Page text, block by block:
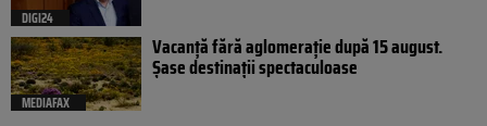
DIGI24
MEDIAFAX
Vacanță fără aglomerație după 15 august.
Șase destinații spectaculoase